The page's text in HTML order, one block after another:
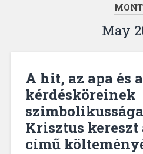
May
A hit, az apa és
kérdésköreinek
Krisztus kereszt
című